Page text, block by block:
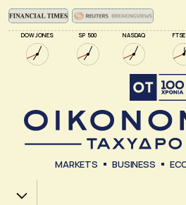
DOW JONES SP 500 NASDAQ
MARKETS BUSINESS
Χ.Α.